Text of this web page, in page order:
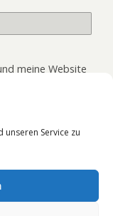
unseren Service zu
meine Website